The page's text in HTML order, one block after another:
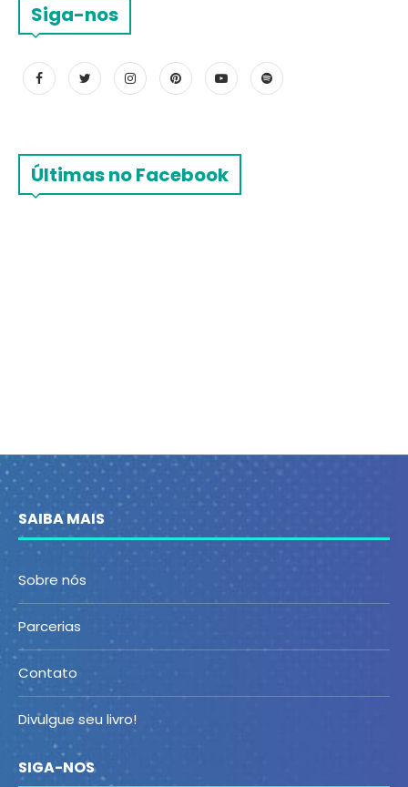
Siga-nos
Últimas no Facebook
SAIBA MAIS
Sobre nós
Parcerias
Contato
Divulgue seu livro!
SIGA-NOS